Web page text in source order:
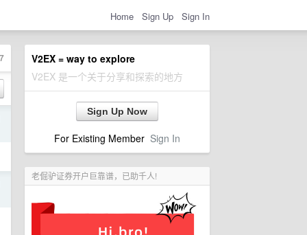
Home Sign Up Sign In
V2EX = way to explore
V2EX 是一个关于分享和探索的地方
Sign Up Now
For Existing Member Sign In
老倔驴证券开户巨靠谱，已助千人!